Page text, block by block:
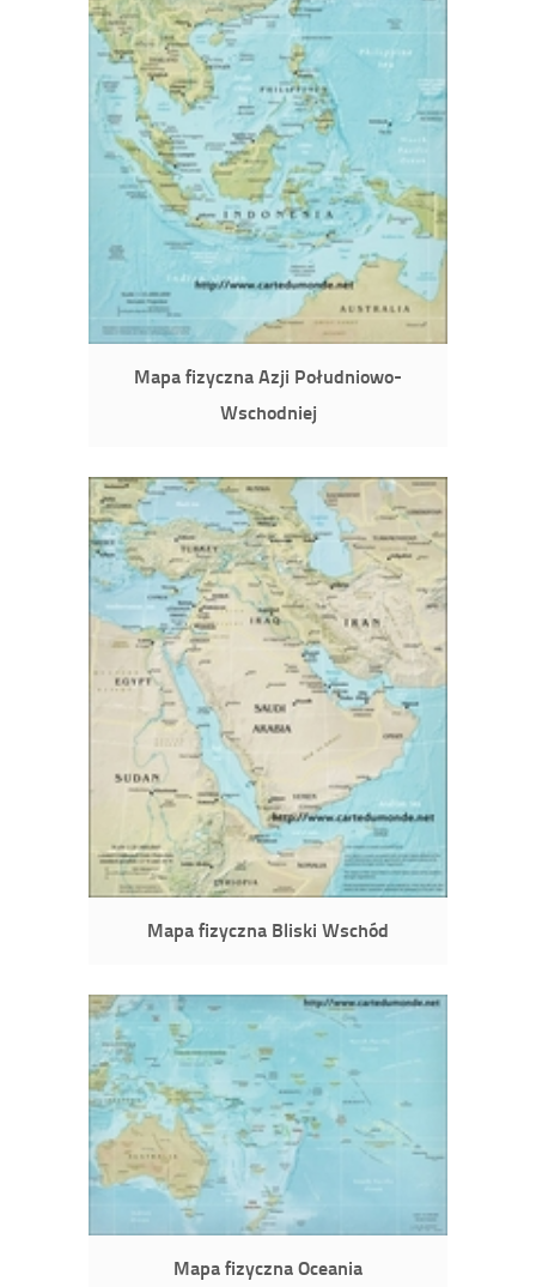
Mapa fizyczna Azji Południowo-
Wschodniej
Mapa fizyczna Bliski Wschód
Mapa fizyczna Oceania